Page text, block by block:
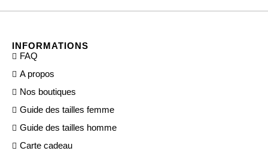
INFORMATIONS
FAQ
A propos
Nos boutiques
Guide des tailles femme
Guide des tailles homme
Carte cadeau